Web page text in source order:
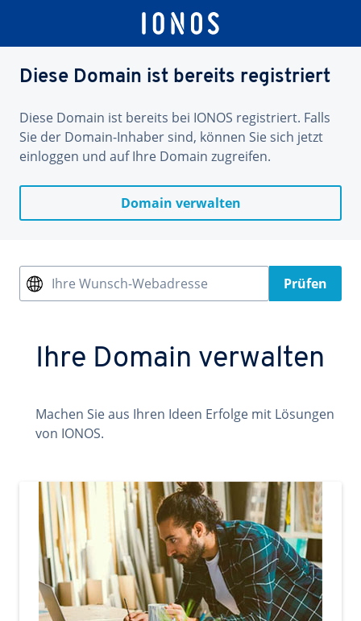
Diese Domain ist bereits registriert
Diese Domain ist bereits bei IONOS registriert. Falls
Sie der Domain-Inhaber sind, können Sie sich jetzt
einloggen und auf Ihre Domain zugreifen.
Domain verwalten
Ihre Wunsch-Webadresse Prüfen
Ihre Domain verwalten
Machen Sie aus Ihren Ideen Erfolge mit Lösungen
von IONOS.